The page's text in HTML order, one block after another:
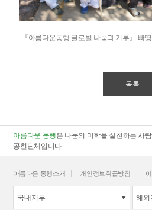
『아름다운동행 글로벌 나눔과 기부』 빠
목록
아름다운 동행은 나눔의 미학을 실천하는 사
공헌단체입니다.
아름다운 동행소개 개인정보취급방침